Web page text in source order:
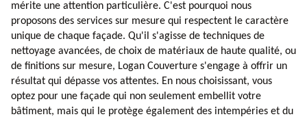
mérite une attention particulière. C'est pourquoi nous
proposons des services sur mesure qui respectent le caractère
unique de chaque façade. Qu'il s'agisse de techniques de
nettoyage avancées, de choix de matériaux de haute qualité, ou
de finitions sur mesure, Logan Couverture s'engage à offrir un
résultat qui dépasse vos attentes. En nous choisissant, vous
optez pour une façade qui non seulement embellit votre
bâtiment, mais qui le protège également des intempéries et du